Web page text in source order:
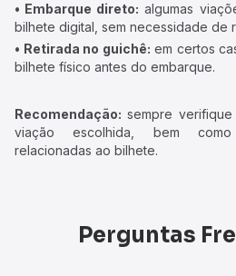
• Embarque direto: algumas
bilhete digital, sem necessidade de
• Retirada no guichê: em certos
bilhete físico antes do embarque.
Recomendação: sempre
viação escolhida, bem como
relacionadas ao bilhete.
Perguntas